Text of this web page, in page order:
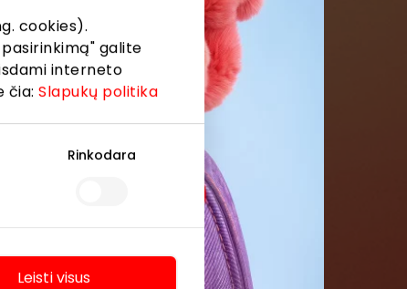
cookies).
pasirinkimą" galite
interneto
čia:Slapukų politika
Rinkodara
Leisti visus